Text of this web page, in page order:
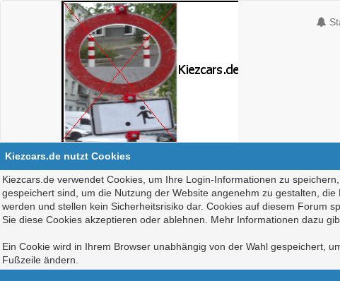
Kiezcars.de nutzt Cookies
Kiezcars.de verwendet Cookies, um Ihre Login-Informationen zu
gespeichert sind, um die Nutzung der Website angenehm zu gestalten,
werden und stellen kein Sicherheitsrisiko dar. Cookies auf diesem Forum
Sie diese Cookies akzeptieren oder ablehnen. Mehr Informationen dazu
Ein Cookie wird in Ihrem Browser unabhängig von der Wahl gespeichert,
Fußzeile ändern.